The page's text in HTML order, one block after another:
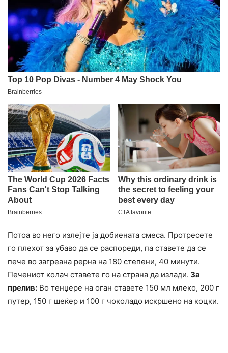
Потоа во него излејте ја добиената смеса. Протресете
го плехот за убаво да се распореди, па ставете да се
пече во загреана рерна на 180 степени, 40 минути.
Печениот колач ставете го на страна да излади. За
прелив: Во тенџере на оган ставете 150 мл млеко, 200 г
путер, 150 г шеќер и 100 г чоколадо искршено на коцки.